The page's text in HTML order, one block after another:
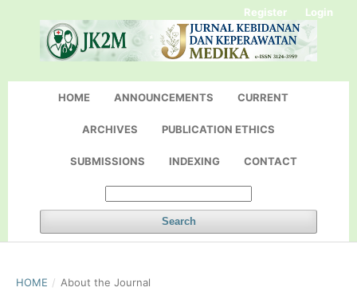
HOME ANNOUNCEMENTS CURRENT
ARCHIVES PUBLICATION ETHICS
SUBMISSIONS INDEXING CONTACT
Search
Register Login
HOME / About the Journal